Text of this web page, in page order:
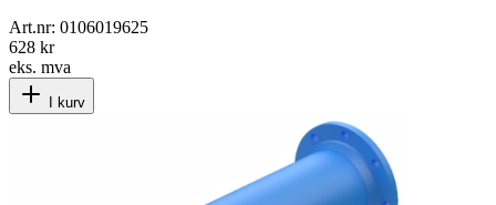
Art.nr: 0106019625
628 kr
eks. mva
I kurv